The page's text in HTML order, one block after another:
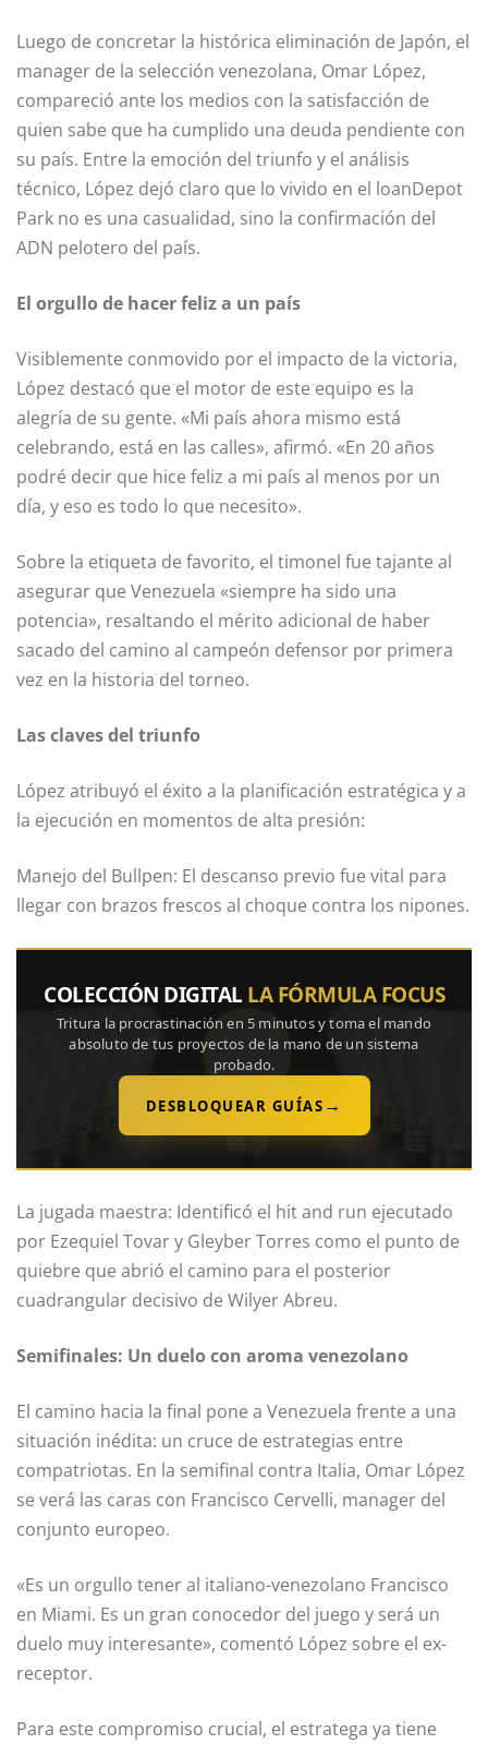
Luego de concretar la histórica eliminación de Japón, el
manager de la selección venezolana, Omar López,
compareció ante los medios con la satisfacción de
quien sabe que ha cumplido una deuda pendiente con
su país. Entre la emoción del triunfo y el análisis
técnico, López dejó claro que lo vivido en el loanDepot
Park no es una casualidad, sino la confirmación del
ADN pelotero del país.
El orgullo de hacer feliz a un país
Visiblemente conmovido por el impacto de la victoria,
López destacó que el motor de este equipo es la
alegría de su gente. «Mi país ahora mismo está
celebrando, está en las calles», afirmó. «En 20 años
podré decir que hice feliz a mi país al menos por un
día, y eso es todo lo que necesito».
Sobre la etiqueta de favorito, el timonel fue tajante al
asegurar que Venezuela «siempre ha sido una
potencia», resaltando el mérito adicional de haber
sacado del camino al campeón defensor por primera
vez en la historia del torneo.
Las claves del triunfo
López atribuyó el éxito a la planificación estratégica y a
la ejecución en momentos de alta presión:
Manejo del Bullpen: El descanso previo fue vital para
llegar con brazos frescos al choque contra los nipones.
COLECCIÓN DIGITAL LA FÓRMULA FOCUS
Tritura la procrastinación en 5 minutos y toma el mando
absoluto de tus proyectos de la mano de un sistema
probado.
DESBLOQUEAR GUÍAS →
La jugada maestra: Identificó el hit and run ejecutado
por Ezequiel Tovar y Gleyber Torres como el punto de
quiebre que abrió el camino para el posterior
cuadrangular decisivo de Wilyer Abreu.
Semifinales: Un duelo con aroma venezolano
El camino hacia la final pone a Venezuela frente a una
situación inédita: un cruce de estrategias entre
compatriotas. En la semifinal contra Italia, Omar López
se verá las caras con Francisco Cervelli, manager del
conjunto europeo.
«Es un orgullo tener al italiano-venezolano Francisco
en Miami. Es un gran conocedor del juego y será un
duelo muy interesante», comentó López sobre el ex-
receptor.
Para este compromiso crucial, el estratega ya tiene